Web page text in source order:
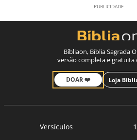
Bíbliaon, Bíblia Sagrada
versão completa e gratuita
DOAR ❤️ Loja
Versículos